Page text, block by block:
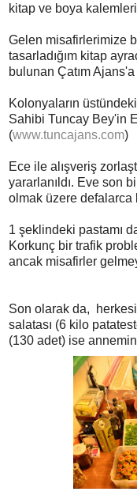
kitap ve boya
Gelen misafirlerimize
tasarladığım kitap
bulunan Çatım Ajans'a
Kolonyaların
Sahibi Tuncay Bey'in
(www.tuncajans.com)
Ece ile alışveriş
yararlanıldı. Eve son
olmak üzere defalarca
1 şeklindeki pastamı
Korkunç bir trafik
ancak misafirler
Son olarak da,
salatası (6 kilo
(130 adet) ise